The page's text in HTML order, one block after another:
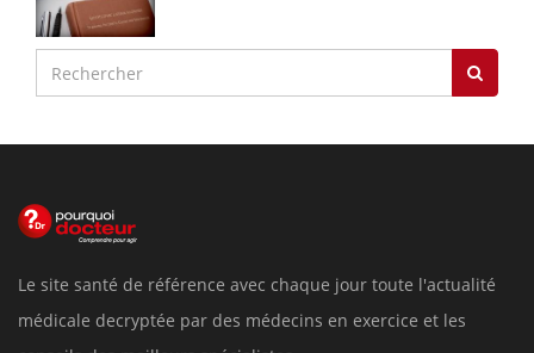
Le site santé de référence avec chaque jour toute l'actualité
médicale decryptée par des médecins en exercice et les